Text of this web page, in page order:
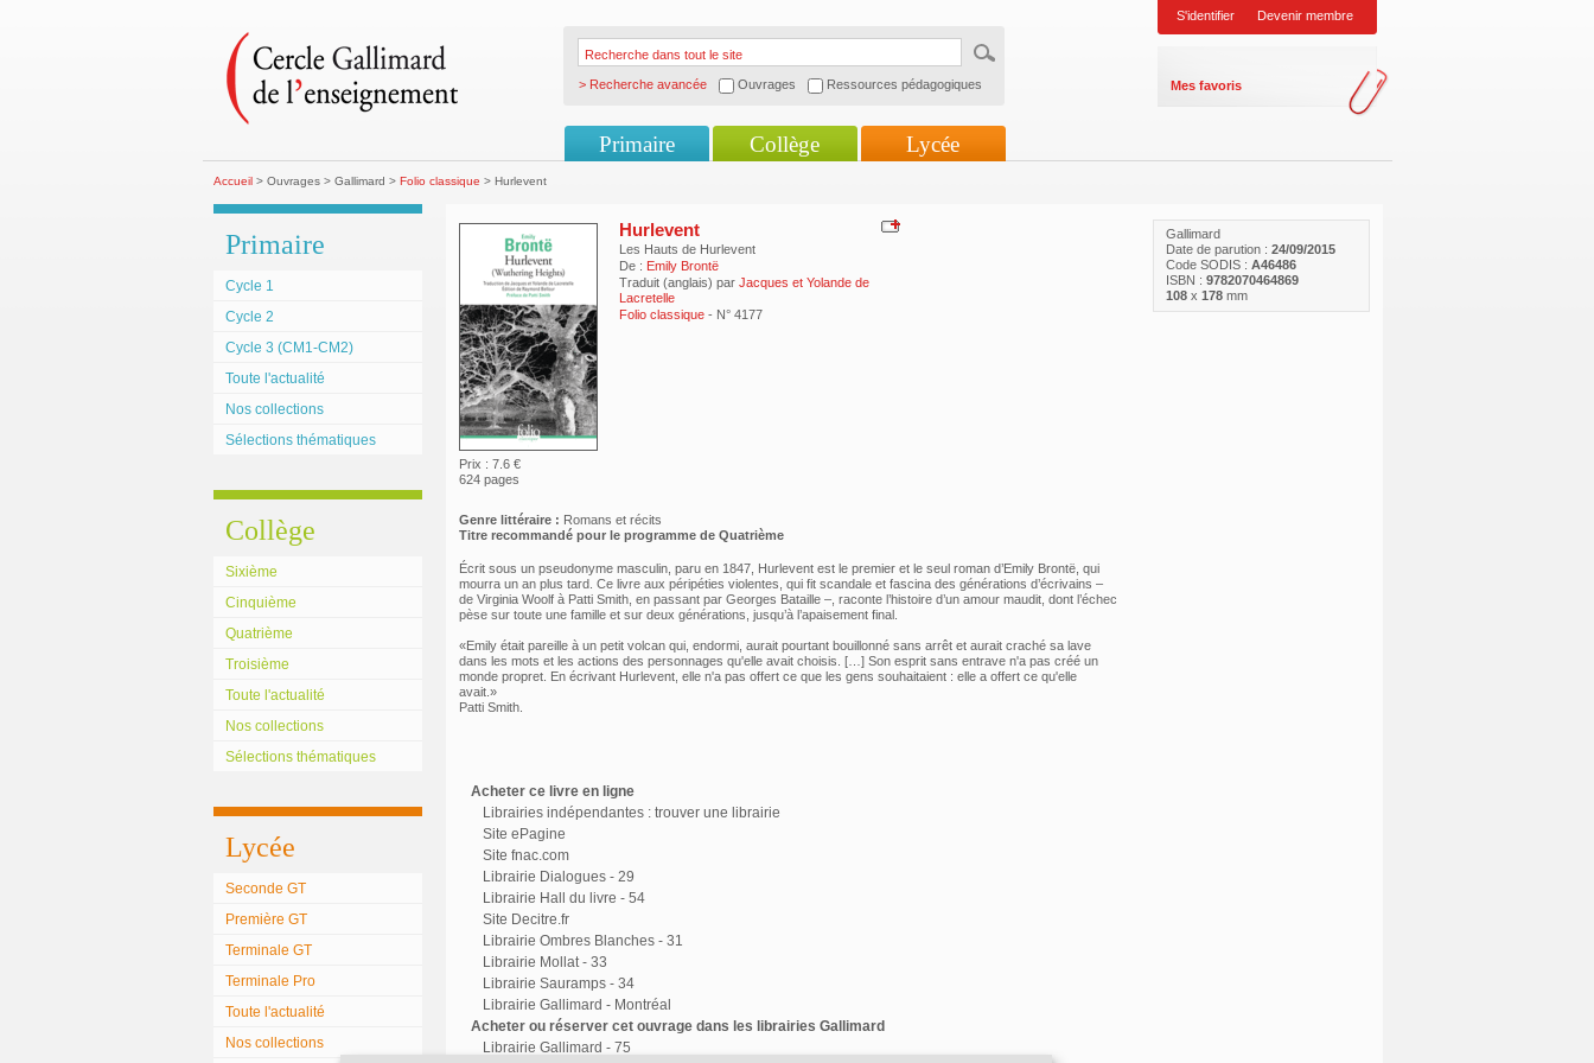
> Recherche avancée Ouvrages Ressources pédagogiques
S'identifier Devenir membre
Mes favoris
Primaire Collège Lycée
Accueil> Ouvrages > Gallimard > Folio classique > Hurlevent
Primaire
Cycle 1
Cycle 2
Cycle 3 (CM1-CM2)
Toute l'actualité
Nos collections
Sélections thématiques
Collège
Sixième
Cinquième
Quatrième
Troisième
Toute l'actualité
Nos collections
Sélections thématiques
Lycée
Seconde GT
Première GT
Terminale GT
Terminale Pro
Toute l'actualité
Nos collections
Gallimard
Date de parution : 24/09/2015
Code SODIS : A46486
ISBN : 9782070464869
108x 178mm
Prix : 7.6 €
624 pages
Hurlevent
Les Hauts de Hurlevent
De : Emily Brontë
Traduit (anglais) par Jacques et Yolande de
Lacretelle
Folio classique - N° 4177
Genre littéraire : Romans et récits
Titre recommandé pour le programme de Quatrième
Écrit sous un pseudonyme masculin, paru en 1847, Hurlevent est le premier et le seul roman d’Emily Brontë, qui
mourra un an plus tard. Ce livre aux péripéties violentes, qui fit scandale et fascina des générations d’écrivains –
de Virginia Woolf à Patti Smith, en passant par Georges Bataille –, raconte l’histoire d’un amour maudit, dont l’échec
pèse sur toute une famille et sur deux générations, jusqu’à l’apaisement final.
«Emily était pareille à un petit volcan qui, endormi, aurait pourtant bouillonné sans arrêt et aurait craché sa lave
dans les mots et les actions des personnages qu'elle avait choisis. […] Son esprit sans entrave n'a pas créé un
monde propret. En écrivant Hurlevent, elle n'a pas offert ce que les gens souhaitaient : elle a offert ce qu'elle
avait.»
Patti Smith.
Acheter ce livre en ligne
Librairies indépendantes : trouver une librairie
Site ePagine
Site fnac.com
Librairie Dialogues - 29
Librairie Hall du livre - 54
Site Decitre.fr
Librairie Ombres Blanches - 31
Librairie Mollat - 33
Librairie Sauramps - 34
Librairie Gallimard - Montréal
Acheter ou réserver cet ouvrage dans les librairies Gallimard
Librairie Gallimard - 75